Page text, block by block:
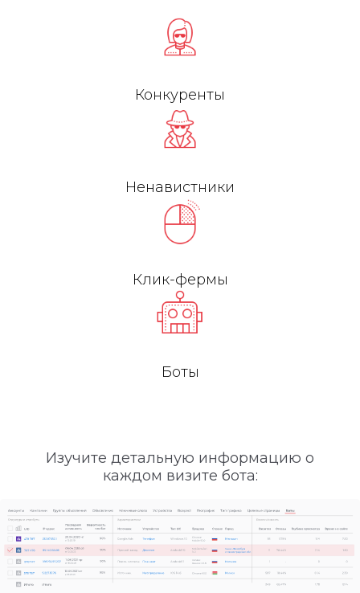
Конкуренты
Ненавистники
Клик-фермы
Боты
Изучите детальную информацию о
каждом визите бота: